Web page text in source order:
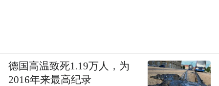
德国高温致死1.19万人，为
2016年来最高纪录